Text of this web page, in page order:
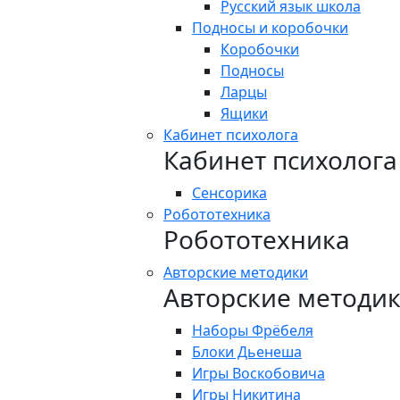
Русский язык школа
Подносы и коробочки
Коробочки
Подносы
Ларцы
Ящики
Кабинет психолога
Кабинет психолога
Сенсорика
Робототехника
Робототехника
Авторские методики
Авторские
Наборы Фрёбеля
Блоки Дьенеша
Игры Воскобовича
Игры Никитина